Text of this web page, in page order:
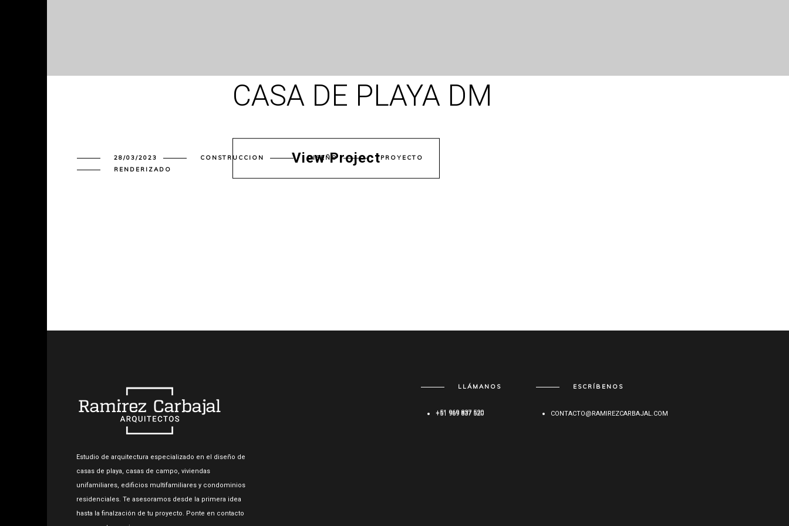
28/03/2023 CONSTRUCCION DISEÑO
PROYECTO
RENDERIZADO
CASA DE PLAYA DM
View Project
Estudio de arquitectura especializado en el diseño de
casas de playa, casas de campo, viviendas
unifamiliares, edificios multifamiliares y condominios
residenciales. Te asesoramos desde la primera idea
hasta la finalzación de tu proyecto. Ponte en contacto
LLÁMANOS
+51 969 837 520
ESCRÍBENOS
CONTACTO@RAMIREZCARBAJAL.COM